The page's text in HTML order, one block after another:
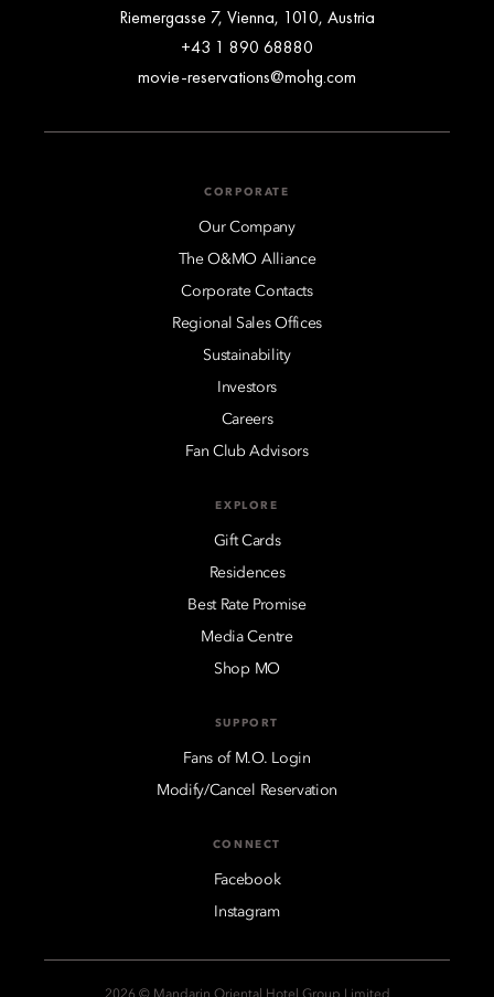
Riemergasse 7, Vienna, 1010, Austria
+43 1 890 68880
movie-reservations@mohg.com
CORPORATE
Our Company
The O&MO Alliance
Corporate Contacts
Regional Sales Offices
Sustainability
Investors
Careers
Fan Club Advisors
EXPLORE
Gift Cards
Residences
Best Rate Promise
Media Centre
Shop MO
SUPPORT
Fans of M.O. Login
Modify/Cancel Reservation
CONNECT
Facebook
Instagram